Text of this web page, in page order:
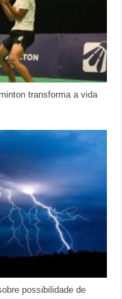
transforma a vida
possibilidade de